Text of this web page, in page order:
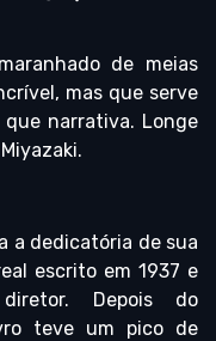
de meias
mas que serve
narrativa. Longe
a dedicatória de sua
escrito em 1937 e
Depois do
teve um pico de